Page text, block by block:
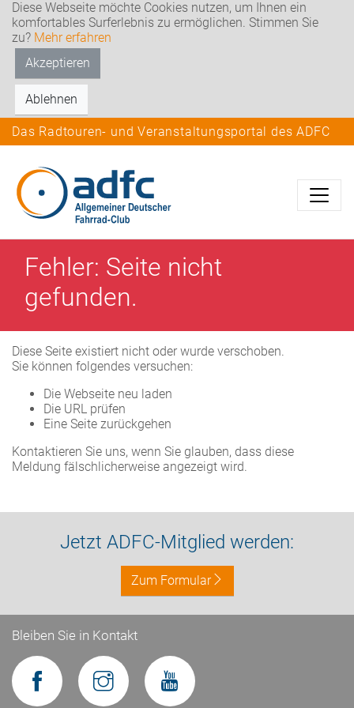
Diese Webseite möchte Cookies nutzen, um Ihnen ein
komfortables Surferlebnis zu ermöglichen. Stimmen Sie
zu? Mehr erfahren
Akzeptieren
Ablehnen
Das Radtouren- und Veranstaltungsportal des ADFC
Fehler: Seite nicht
gefunden.
Diese Seite existiert nicht oder wurde verschoben.
Sie können folgendes versuchen:
Die Webseite neu laden
Die URL prüfen
Eine Seite zurückgehen
Kontaktieren Sie uns, wenn Sie glauben, dass diese
Meldung fälschlicherweise angezeigt wird.
Jetzt ADFC-Mitglied werden:
Zum Formular
Bleiben Sie in Kontakt